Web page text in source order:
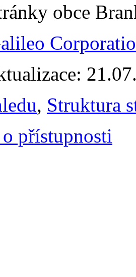
obce
, Struktura
přístupnosti